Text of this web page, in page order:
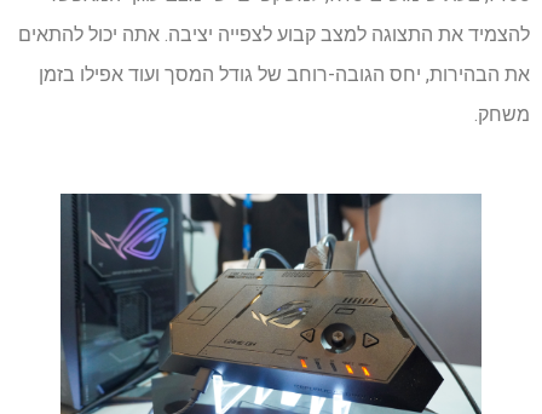
להצמיד את התצוגה למצב קבוע לצפייה יציבה. אתה יכול להתאים
את הבהירות, יחס הגובה-רוחב של גודל המסך ועוד אפילו בזמן
משחק.